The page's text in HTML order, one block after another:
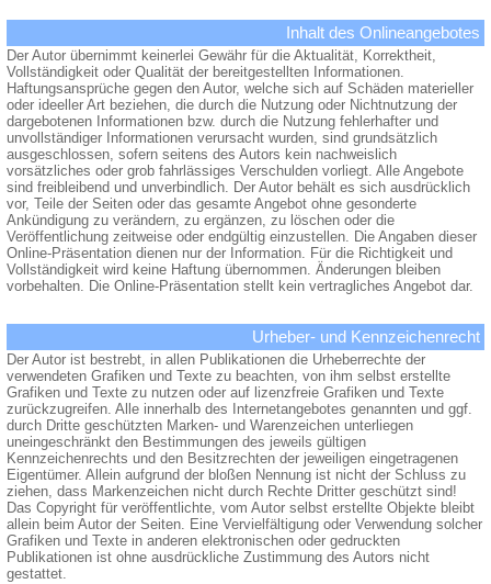
Inhalt des Onlineangebotes
Der Autor übernimmt keinerlei Gewähr für die Aktualität, Korrektheit,
Vollständigkeit oder Qualität der bereitgestellten Informationen.
Haftungsansprüche gegen den Autor, welche sich auf Schäden materieller
oder ideeller Art beziehen, die durch die Nutzung oder Nichtnutzung der
dargebotenen Informationen bzw. durch die Nutzung fehlerhafter und
unvollständiger Informationen verursacht wurden, sind grundsätzlich
ausgeschlossen, sofern seitens des Autors kein nachweislich
vorsätzliches oder grob fahrlässiges Verschulden vorliegt. Alle Angebote
sind freibleibend und unverbindlich. Der Autor behält es sich ausdrücklich
vor, Teile der Seiten oder das gesamte Angebot ohne gesonderte
Ankündigung zu verändern, zu ergänzen, zu löschen oder die
Veröffentlichung zeitweise oder endgültig einzustellen. Die Angaben dieser
Online-Präsentation dienen nur der Information. Für die Richtigkeit und
Vollständigkeit wird keine Haftung übernommen. Änderungen bleiben
vorbehalten. Die Online-Präsentation stellt kein vertragliches Angebot dar.
Urheber- und Kennzeichenrecht
Der Autor ist bestrebt, in allen Publikationen die Urheberrechte der
verwendeten Grafiken und Texte zu beachten, von ihm selbst erstellte
Grafiken und Texte zu nutzen oder auf lizenzfreie Grafiken und Texte
zurückzugreifen. Alle innerhalb des Internetangebotes genannten und ggf.
durch Dritte geschützten Marken- und Warenzeichen unterliegen
uneingeschränkt den Bestimmungen des jeweils gültigen
Kennzeichenrechts und den Besitzrechten der jeweiligen eingetragenen
Eigentümer. Allein aufgrund der bloßen Nennung ist nicht der Schluss zu
ziehen, dass Markenzeichen nicht durch Rechte Dritter geschützt sind!
Das Copyright für veröffentlichte, vom Autor selbst erstellte Objekte bleibt
allein beim Autor der Seiten. Eine Vervielfältigung oder Verwendung solcher
Grafiken und Texte in anderen elektronischen oder gedruckten
Publikationen ist ohne ausdrückliche Zustimmung des Autors nicht
gestattet.